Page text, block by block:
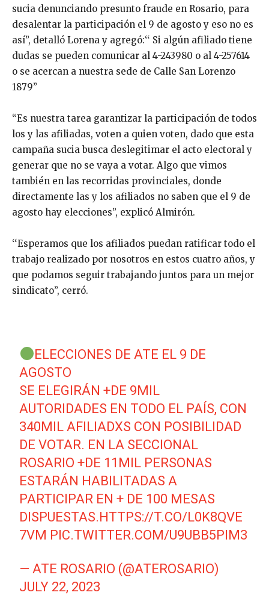
sucia denunciando presunto fraude en Rosario, para
desalentar la participación el 9 de agosto y eso no es
así’’, detalló Lorena y agregó:‘‘ Si algún afiliado tiene
dudas se pueden comunicar al 4-243980 o al 4-257614
o se acercan a nuestra sede de Calle San Lorenzo
1879’’
“Es nuestra tarea garantizar la participación de todos
los y las afiliadas, voten a quien voten, dado que esta
campaña sucia busca deslegitimar el acto electoral y
generar que no se vaya a votar. Algo que vimos
también en las recorridas provinciales, donde
directamente las y los afiliados no saben que el 9 de
agosto hay elecciones”, explicó Almirón.
‘‘Esperamos que los afiliados puedan ratificar todo el
trabajo realizado por nosotros en estos cuatro años, y
que podamos seguir trabajando juntos para un mejor
sindicato’’, cerró.
ELECCIONES DE ATE EL 9 DE
AGOSTO
SE ELEGIRÁN +DE 9MIL
AUTORIDADES EN TODO EL PAÍS, CON
340MIL AFILIADXS CON POSIBILIDAD
DE VOTAR. EN LA SECCIONAL
ROSARIO +DE 11MIL PERSONAS
ESTARÁN HABILITADAS A
PARTICIPAR EN + DE 100 MESAS
DISPUESTAS.HTTPS://T.CO/L0K8QVE
7VM PIC.TWITTER.COM/U9UBB5PIM3
— ATE ROSARIO (@ATEROSARIO)
JULY 22, 2023